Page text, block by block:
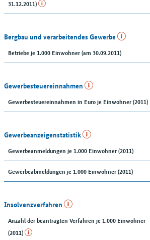
31.12.2011)
Bergbau und verarbeitendes Gewerbe
Betriebe je 1.000 Einwohner (am 30.09.2011)
Gewerbesteuereinnahmen
Gewerbesteuereinnahmen in Euro je Einwohner (2011)
Gewerbeanzeigenstatistik
Gewerbeanmeldungen je 1.000 Einwohner (2011)
Gewerbeabmeldungen je 1.000 Einwohner (2011)
Insolvenzverfahren
Anzahl der beantragten Verfahren je 1.000 Einwohner
(2011)